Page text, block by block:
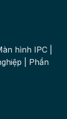
hình IPC
Phần